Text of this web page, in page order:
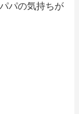
パの気持ちが